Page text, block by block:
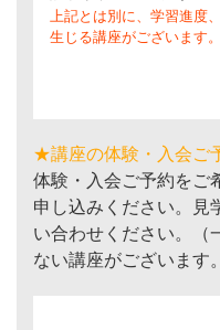
上記とは別に、学習進度
生じる講座がございます。
★講座の体験・入会ご
体験・入会ご予約をご
申し込みください。見
い合わせください。（
ない講座がございます